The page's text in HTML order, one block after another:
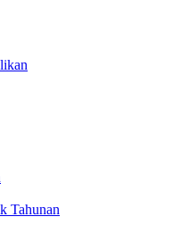
Tahunan